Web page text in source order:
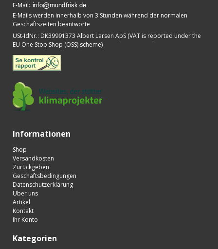
E-Mail:
E-Mails werden innerhalb von 3 Stunden während der normalen
Geschäftszeiten beantworte
USt-IdNr.: DK39991373 Albert Larsen ApS (VAT is reported under the
EU One Stop Shop (OSS) scheme)
Informationen
Shop
Versandkosten
Zurückgeben
Geschäftsbedingungen
Datenschutzerklärung
Über uns
Artikel
Kontakt
Ihr Konto
Kategorien